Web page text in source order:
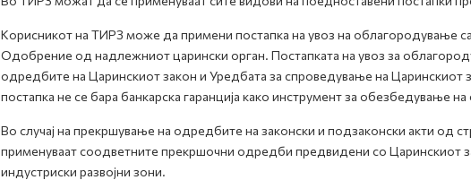
Корисникот на ТИРЗ може да примени постапка на увоз на облагородување
Одобрение од надлежниот царински орган. Постапката на увоз за
одредбите на Царинскиот закон и Уредбата за спроведување на Царинскиот
постапка не се бара банкарска гаранција како инструмент за обезбедување
Во случај на прекршување на одредбите на законски и подзаконски акти од
применуваат соодветните прекршочни одредби предвидени со Царинскиот
индустриски развојни зони.